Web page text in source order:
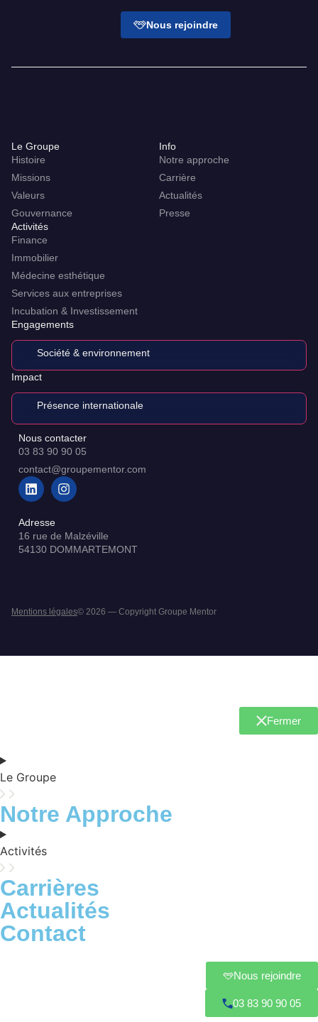
Nous rejoindre
Le Groupe
Histoire
Missions
Valeurs
Gouvernance
Info
Notre approche
Carrière
Actualités
Presse
Activités
Finance
Immobilier
Médecine esthétique
Services aux entreprises
Incubation & Investissement
Engagements
Société & environnement
Impact
Présence internationale
Nous contacter
03 83 90 90 05
contact@groupementor.com
Adresse
16 rue de Malzéville
54130 DOMMARTEMONT
Mentions légales© 2026 — Copyright Groupe Mentor
Fermer
Le Groupe
Notre Approche
Activités
Carrières
Actualités
Contact
Nous rejoindre
03 83 90 90 05